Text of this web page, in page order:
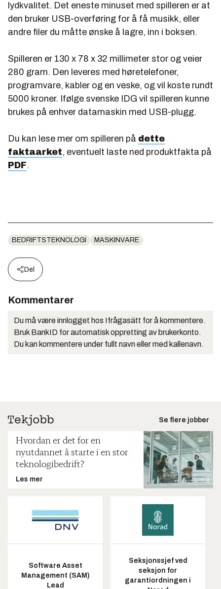
lydkvalitet. Det eneste minuset med spilleren er at
den bruker USB-overføring for å få musikk, eller
andre filer du måtte ønske å lagre, inn i boksen.
Spilleren er 130 x 78 x 32 millimeter stor og veier
280 gram. Den leveres med høretelefoner,
programvare, kabler og en veske, og vil koste rundt
5000 kroner. Ifølge svenske IDG vil spilleren kunne
brukes på enhver datamaskin med USB-plugg.
Du kan lese mer om spilleren på dette
faktaarket, eventuelt laste ned produktfakta på
PDF.
BEDRIFTSTEKNOLOGI MASKINVARE
Del
Kommentarer
Du må være innlogget hos Ifrågasätt for å kommentere.
Bruk BankID for automatisk oppretting av brukerkonto.
Du kan kommentere under fullt navn eller med kallenavn.
Se flere jobber
Hvordan er det for en
nyutdannet å starte i en stor
teknologibedrift?
Les mer
Software Asset
Management (SAM)
Lead
Seksjonssjef ved
seksjon for
garantiordningen i